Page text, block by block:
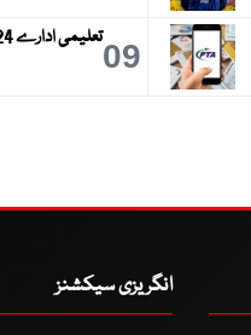
09تعلیمی ادارے 24 اگست تک بند رہیں گے، رانا سکندر حیات
انگریزی سیکشنز